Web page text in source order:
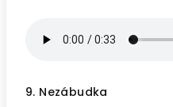
9. Nezábudka